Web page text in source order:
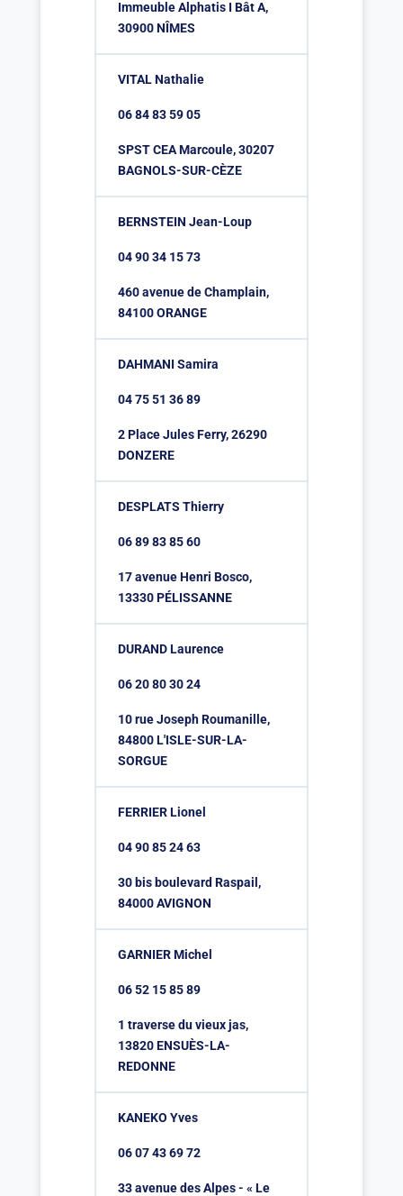
Immeuble Alphatis I Bât A,
30900 NÎMES
VITAL Nathalie
06 84 83 59 05
SPST CEA Marcoule, 30207
BAGNOLS-SUR-CÈZE
BERNSTEIN Jean-Loup
04 90 34 15 73
460 avenue de Champlain,
84100 ORANGE
DAHMANI Samira
04 75 51 36 89
2 Place Jules Ferry, 26290
DONZERE
DESPLATS Thierry
06 89 83 85 60
17 avenue Henri Bosco,
13330 PÉLISSANNE
DURAND Laurence
06 20 80 30 24
10 rue Joseph Roumanille,
84800 L'ISLE-SUR-LA-
SORGUE
FERRIER Lionel
04 90 85 24 63
30 bis boulevard Raspail,
84000 AVIGNON
GARNIER Michel
06 52 15 85 89
1 traverse du vieux jas,
13820 ENSUÈS-LA-
REDONNE
KANEKO Yves
06 07 43 69 72
33 avenue des Alpes - « Le